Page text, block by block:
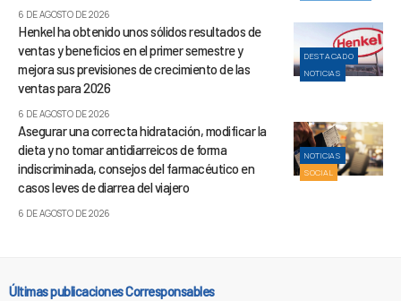
6 DE AGOSTO DE 2026
DESTACADO
NOTICIAS
Henkel ha obtenido unos sólidos resultados de
ventas y beneficios en el primer semestre y
mejora sus previsiones de crecimiento de las
ventas para 2026
6 DE AGOSTO DE 2026
NOTICIAS
SOCIAL
Asegurar una correcta hidratación, modificar la
dieta y no tomar antidiarreicos de forma
indiscriminada, consejos del farmacéutico en
casos leves de diarrea del viajero
6 DE AGOSTO DE 2026
Últimas publicaciones Corresponsables